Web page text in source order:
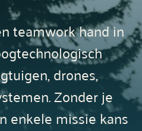
teamwork hand in
drones,
Zonder je
enkele missie kans